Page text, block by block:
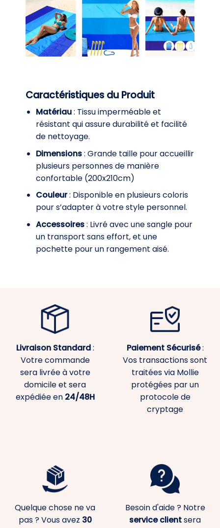
Caractéristiques du Produit
Matériau: Tissu imperméable et
résistant qui assure durabilité et facilité
de nettoyage.
Dimensions: Grande taille pour accueillir
plusieurs personnes de manière
confortable (200x210cm)
Couleur: Disponible en plusieurs coloris
pour s’adapter à votre style personnel.
Accessoires: Livré avec une sangle pour
un transport sans effort, et une
pochette pour un rangement aisé.
Livraison Standard:
Votre commande
sera livrée à votre
domicile et sera
expédiée en 24/48H
Paiement Sécurisé:
Vos transactions sont
traitées via Mollie
protégées par un
protocole de
cryptage
Quelque chose ne va
pas ? Vous avez 30
Besoin d'aide ? Notre
service clientsera